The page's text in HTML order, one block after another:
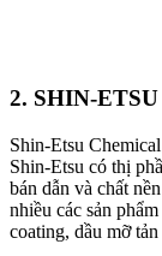
2. SHIN-ETSU
Shin-Etsu
Shin-Etsu có thị
bán dẫn và chất
nhiều các sản
coating, dầu mỡ